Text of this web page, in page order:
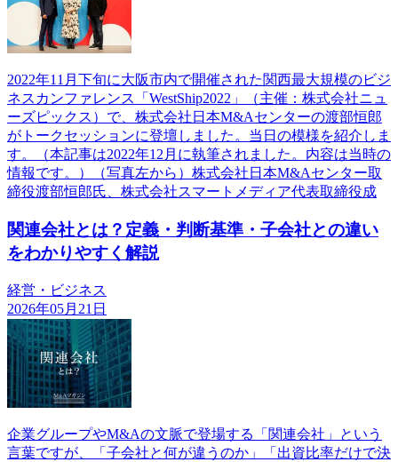
2022年11月下旬に大阪市内で開催された関西最大規模のビジ
ネスカンファレンス「WestShip2022」（主催：株式会社ニュ
ーズピックス）で、株式会社日本M&Aセンターの渡部恒郎
がトークセッションに登壇しました。当日の模様を紹介しま
す。（本記事は2022年12月に執筆されました。内容は当時の
情報です。）（写真左から）株式会社日本M&Aセンター取
締役渡部恒郎氏、株式会社スマートメディア代表取締役成
関連会社とは？定義・判断基準・子会社との違い
をわかりやすく解説
経営・ビジネス
2026年05月21日
企業グループやM&Aの文脈で登場する「関連会社」という
言葉ですが、「子会社と何が違うのか」「出資比率だけで決